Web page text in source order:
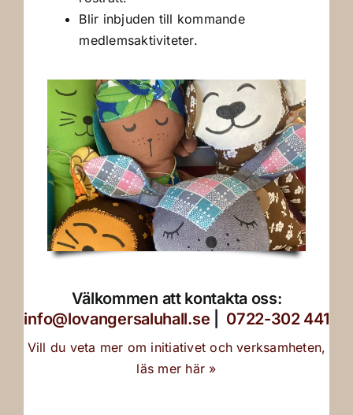
Blir inbjuden till kommande
medlemsaktiviteter.
Välkommen att kontakta oss:
info@lovangersaluhall.se
0722-302 441
Vill du veta mer om initiativet och verksamheten,
läs mer här »